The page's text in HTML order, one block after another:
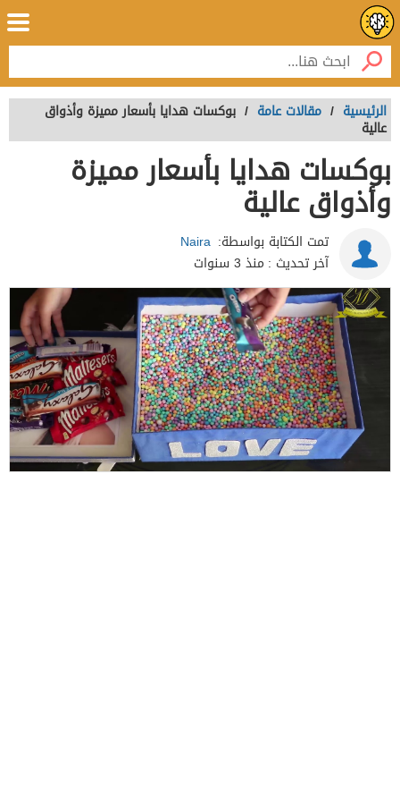
الرئيسية / مقالات عامة / بوكسات هدايا بأسعار مميزة وأذواق
عالية
بوكسات هدايا بأسعار مميزة
وأذواق عالية
تمت الكتابة بواسطة: Naira
آخر تحديث : منذ 3 سنوات